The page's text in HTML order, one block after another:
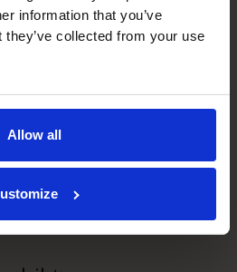
information that you’ve
collected from your use
Allow all
kan ik